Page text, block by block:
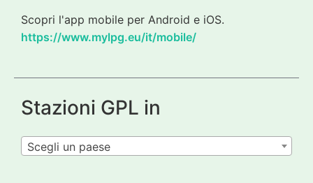
Scopri l'app mobile per Android e iOS.
https://www.mylpg.eu/it/mobile/
Stazioni GPL in
Scegli un paese